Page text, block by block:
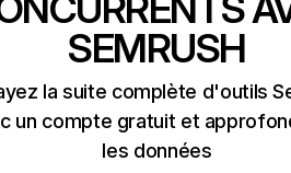
SEMRUSH
la suite complète d'outils
un compte gratuit et
les données